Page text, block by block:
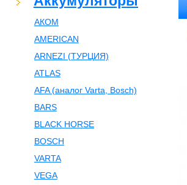
АКОМ
AMERICAN
ARNEZI (ТУРЦИЯ)
ATLAS
AFA (аналог Varta, Bosch)
BARS
BLACK HORSE
BOSCH
VARTA
VEGA